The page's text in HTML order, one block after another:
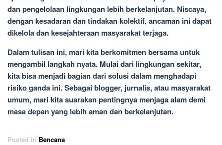
dan pengelolaan lingkungan lebih berkelanjutan. Niscaya,
dengan kesadaran dan tindakan kolektif, ancaman ini dapat
dikelola dan kesejahteraan masyarakat terjaga.
Dalam tulisan ini, mari kita berkomitmen bersama untuk
mengambil langkah nyata. Mulai dari lingkungan sekitar,
kita bisa menjadi bagian dari solusi dalam menghadapi
risiko ganda ini. Sebagai blogger, jurnalis, atau masyarakat
umum, mari kita suarakan pentingnya menjaga alam demi
masa depan yang lebih aman dan berkelanjutan.
Posted in Bencana